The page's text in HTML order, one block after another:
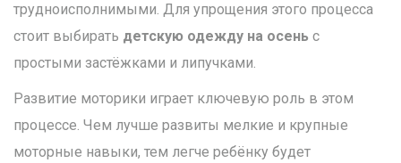
трудноисполнимыми. Для упрощения этого процесса
стоит выбирать детскую одежду на осень с
простыми застёжками и липучками.
Развитие моторики играет ключевую роль в этом
процессе. Чем лучше развиты мелкие и крупные
моторные навыки, тем легче ребёнку будет